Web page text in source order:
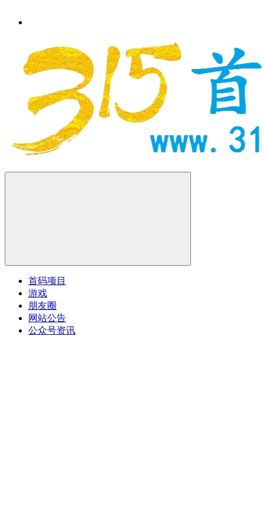
首码项目
游戏
朋友圈
网站公告
公众号资讯